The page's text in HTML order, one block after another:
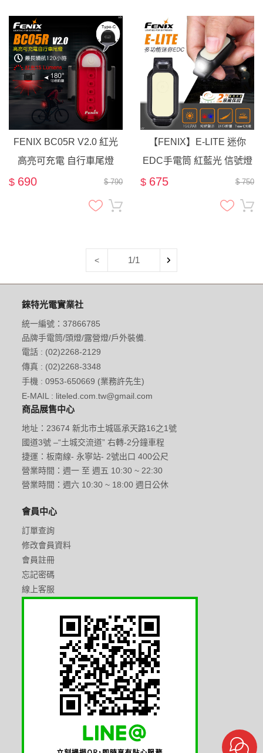
FENIX BC05R V2.0 紅光
高亮可充電 自行車尾燈
$ 790
$ 690
【FENIX】E-LITE 迷你
EDC手電筒 紅藍光 信號燈
帽燈 胸燈 ( E Lite ) / ML01
肩燈 可參考
$ 750
$ 675
< 1/1
錸特光電實業社
統一編號：37866785
品牌手電筒/頭燈/露營燈/戶外裝備.
電話 : (02)2268-2129
傳真 : (02)2268-3348
手機 : 0953-650669 (業務許先生)
E-MAIL : liteled.com.tw@gmail.com
商品展售中心
地址：23674 新北市土城區承天路16之1號
國道3號 –“土城交流道” 右轉-2分鐘車程
捷運：板南線- 永寧站- 2號出口 400公尺
營業時間：週一 至 週五 10:30 ~ 22:30
營業時間：週六 10:30 ~ 18:00 週日公休
會員中心
訂單查詢
修改會員資料
會員註冊
忘記密碼
線上客服